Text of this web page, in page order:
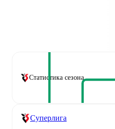
Статистика сезона
Суперлига